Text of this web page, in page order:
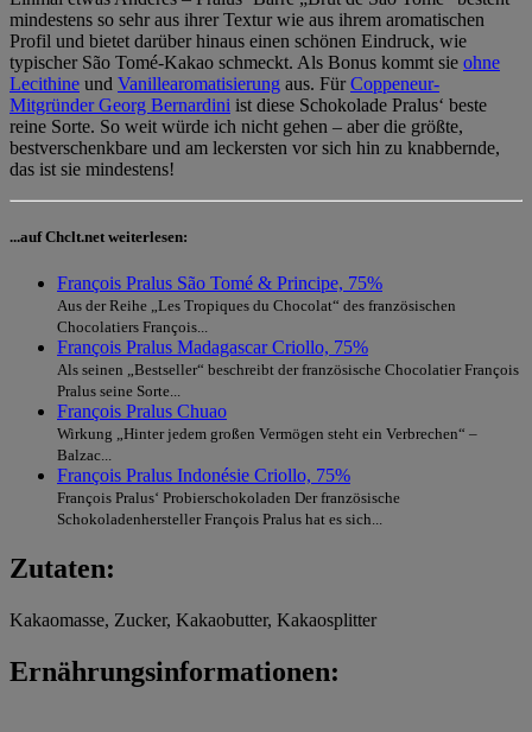
mindestens so sehr aus ihrer Textur wie aus ihrem aromatischen
Profil und bietet darüber hinaus einen schönen Eindruck, wie
typischer São Tomé-Kakao schmeckt. Als Bonus kommt sie ohne
Lecithine und Vanillearomatisierung aus. FürCoppeneur-
Mitgründer Georg Bernardini ist diese Schokolade Pralus‘ beste
reine Sorte. So weit würde ich nicht gehen – aber die größte,
bestverschenkbare und am leckersten vor sich hin zu knabbernde,
das ist sie mindestens!
...auf Chclt.net weiterlesen:
François Pralus São Tomé & Principe, 75%
Aus der Reihe „Les Tropiques du Chocolat“ des französischen
Chocolatiers François...
François Pralus Madagascar Criollo, 75%
Als seinen „Bestseller“ beschreibt der französische Chocolatier François
Pralus seine Sorte...
François Pralus Chuao
Wirkung „Hinter jedem großen Vermögen steht ein Verbrechen“ –
Balzac...
François Pralus Indonésie Criollo, 75%
François Pralus‘ Probierschokoladen Der französische
Schokoladenhersteller François Pralus hat es sich...
Zutaten:
Kakaomasse, Zucker, Kakaobutter, Kakaosplitter
Ernährungsinformationen: